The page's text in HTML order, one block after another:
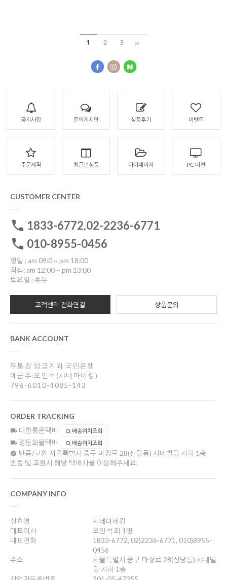
1 2 3
공지사항 문의게시판 상품후기 이벤트
주문제작 최근본상품 마이페이지 PC 버젼
CUSTOMER CENTER
1833-6772,02-2236-6771
010-8955-0456
평일 : am 09:0 ~ pm 18:00
점심: am 12:00 ~ pm 13:00
토요일 : 휴무
고객센터 전화연결 상품문의
BANK ACCOUNT
무통장 입금계좌 국민은행
예금주:오인석(샤네마네킹)
796-6010-4085-143
ORDER TRACKING
대한통운택배 배송위치조회
경동화물택배 배송위치조회
반품/교환 서울특별시 중구 마장로 28(신당동) 샤네빌딩 지하 1층
반품 및 교환시 해당 택배사를 이용해주세요.
COMPANY INFO
상호명
샤네마네킹
대표이사
오인석 외 1명
대표전화
1833-6772, 02)2236-6771, 010)8955-
0456
주소
서울특별시 중구 마장로 28(신당동) 샤네빌
딩 지하 1층